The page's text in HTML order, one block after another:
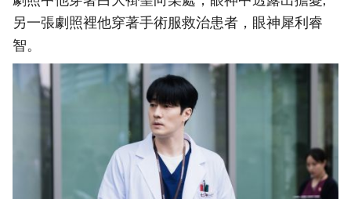
另一張劇照裡他穿著手術服救治患者，眼神犀利睿
智。